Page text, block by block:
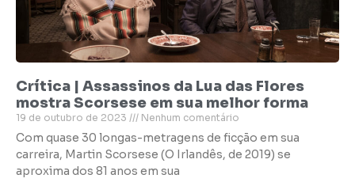
Crítica | Assassinos da Lua das Flores
mostra Scorsese em sua melhor forma
19 de outubro de 2023 Nenhum comentário
Com quase 30 longas-metragens de ficção em sua
carreira, Martin Scorsese (O Irlandês, de 2019) se
aproxima dos 81 anos em sua